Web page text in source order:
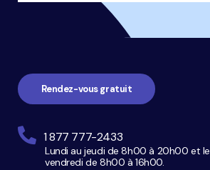
page
Rendez-vous gratuit
1 877 777-2433
Lundi au jeudi de 8h00 à 20h00 et le
vendredi de 8h00 à 16h00.